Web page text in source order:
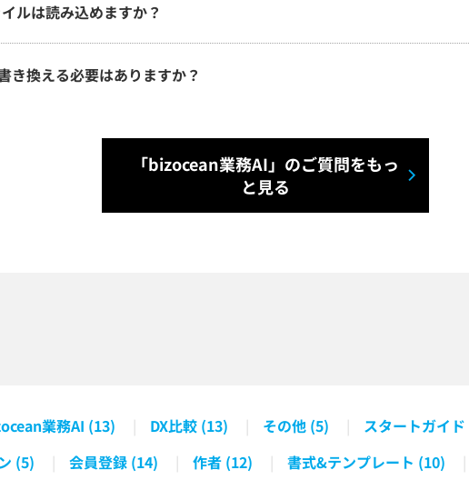
ルは読み込めますか？
き換える必要はありますか？
「bizocean業務AI」のご質問をもっ
と見る
業務AI (13) DX比較 (13) その他 (5) スタートガイ
(5) 会員登録 (14) 作者 (12) 書式&テンプレート (10)